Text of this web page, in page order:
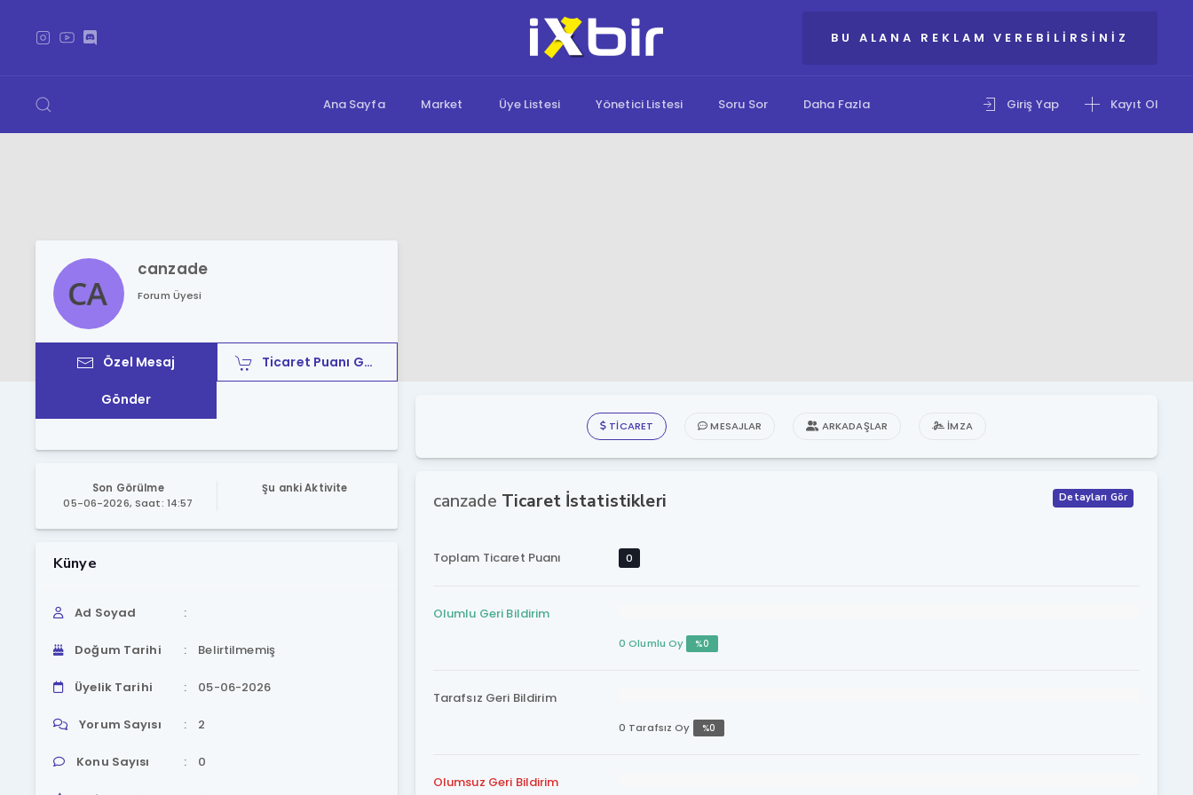
BU ALANA REKLAM VEREBILIRSINIZ
Ana Sayfa Market Üye Listesi Yönetici Listesi Soru Sor Daha Fazla Giriş Yap Kayıt Ol
canzade
Forum Üyesi
Özel Mesaj
Gönder
Ticaret Puanı Gönder
Son Görülme
05-06-2026, Saat: 14:57
Şu anki Aktivite
Künye
Ad Soyad
Doğum Tarihi Belirtilmemiş
Üyelik Tarihi 05-06-2026
Yorum Sayısı 2
Konu Sayısı 0
TICARET MESAJLAR ARKADAŞLAR İMZA
canzade Ticaret İstatistikleri Detayları Gör
Toplam Ticaret Puanı 0
Olumlu Geri Bildirim
0 Olumlu Oy %0
Tarafsız Geri Bildirim
0 Tarafsız Oy %0
Olumsuz Geri Bildirim